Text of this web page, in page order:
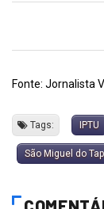
Fonte: Jornalista
Tags: IPTU
São Miguel do